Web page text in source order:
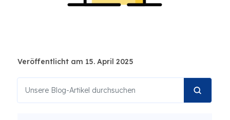
Veröffentlicht am 15. April 2025